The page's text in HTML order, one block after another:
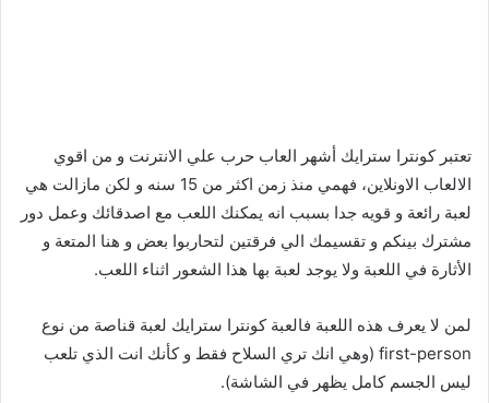
تعتبر كونترا سترايك أشهر العاب حرب علي الانترنت و من اقوي
الالعاب الاونلاين، فهمي منذ زمن اكثر من 15 سنه و لكن مازالت هي
لعبة رائعة و قويه جدا بسبب انه يمكنك اللعب مع اصدقائك وعمل دور
مشترك بينكم و تقسيمك الي فرقتين لتحاربوا بعض و هنا المتعة و
الأثارة في اللعبة ولا يوجد لعبة بها هذا الشعور اثناء اللعب.
لمن لا يعرف هذه اللعبة فالعبة كونترا سترايك لعبة قناصة من نوع
first-person (وهي انك تري السلاح فقط و كأنك انت الذي تلعب
ليس الجسم كامل يظهر في الشاشة).